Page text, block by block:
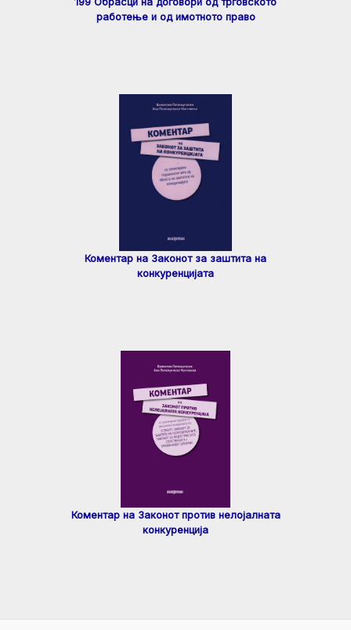
работење и од имотното право
Коментар на Законот за заштита на
конкуренцијата
Коментар на Законот против нелојалната
конкуренција